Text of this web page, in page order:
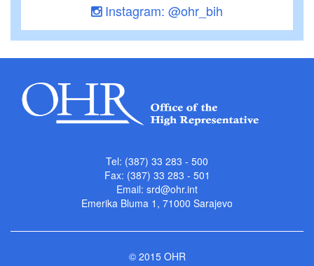
Instagram: @ohr_bih
Tel: (387) 33 283 - 500
Fax: (387) 33 283 - 501
Email: srd@ohr.int
Emerika Bluma 1, 71000 Sarajevo
© 2015 OHR